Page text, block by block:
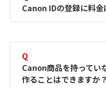
簡単に作成できる
Canon IDの登録フ
Canon IDの登録に料金
Q
Canon商品を持ってい
作ることはできますか？